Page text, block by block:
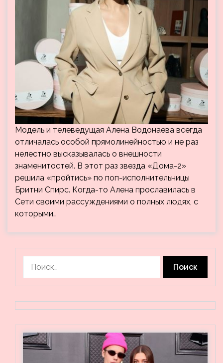
Модель и телеведущая Алена Водонаева всегда
отличалась особой прямолинейностью и не раз
нелестно высказывалась о внешности
знаменитостей. В этот раз звезда «Дома-2»
решила «пройтись» по поп-исполнительницы
Бритни Спирс. Когда-то Алена прославилась в
Сети своими рассуждениями о полных людях, с
которыми…